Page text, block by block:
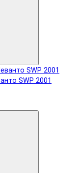
SWP 2001